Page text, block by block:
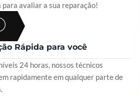
para avaliar a sua reparação!
Rápida para você
24 horas, nossos técnicos
rapidamente em qualquer parte de